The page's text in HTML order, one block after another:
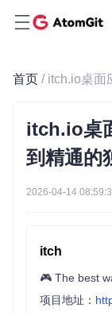
首页
itch.io桌
到精通的
2026-04-14
itch
🎮 The best
项目地址：